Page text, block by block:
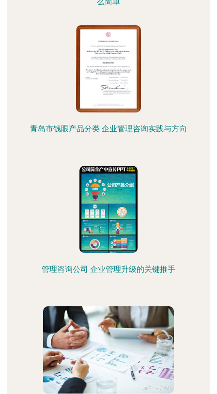
青岛市钱眼产品分类 企业管理咨询实践与方向
管理咨询公司 企业管理升级的关键推手